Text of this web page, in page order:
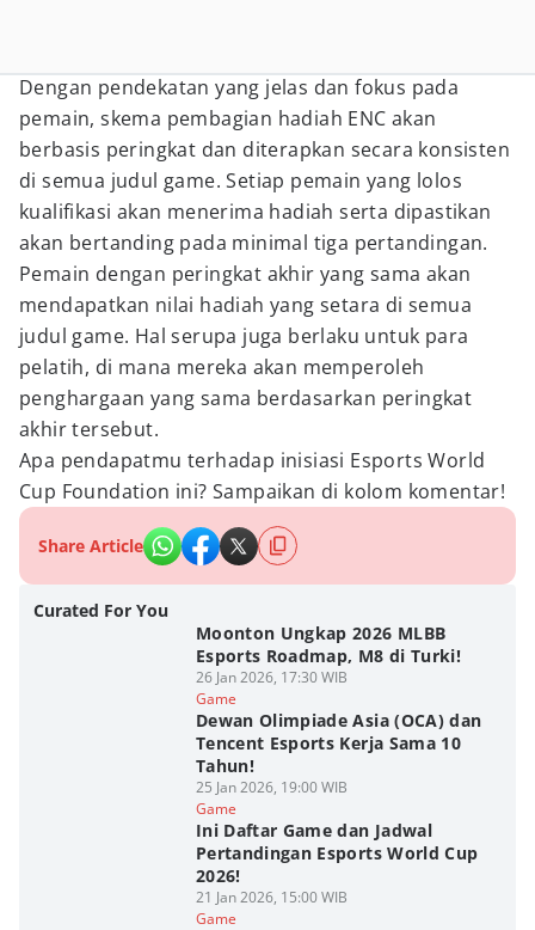
Dengan pendekatan yang jelas dan fokus pada
pemain, skema pembagian hadiah ENC akan
berbasis peringkat dan diterapkan secara konsisten
di semua judul game. Setiap pemain yang lolos
kualifikasi akan menerima hadiah serta dipastikan
akan bertanding pada minimal tiga pertandingan.
Pemain dengan peringkat akhir yang sama akan
mendapatkan nilai hadiah yang setara di semua
judul game. Hal serupa juga berlaku untuk para
pelatih, di mana mereka akan memperoleh
penghargaan yang sama berdasarkan peringkat
akhir tersebut.
Apa pendapatmu terhadap inisiasi Esports World
Cup Foundation ini? Sampaikan di kolom komentar!
Share Article
Curated For You
Moonton Ungkap 2026 MLBB
Esports Roadmap, M8 di Turki!
26 Jan 2026, 17:30 WIB
Game
Dewan Olimpiade Asia (OCA) dan
Tencent Esports Kerja Sama 10
Tahun!
25 Jan 2026, 19:00 WIB
Game
Ini Daftar Game dan Jadwal
Pertandingan Esports World Cup
2026!
21 Jan 2026, 15:00 WIB
Game